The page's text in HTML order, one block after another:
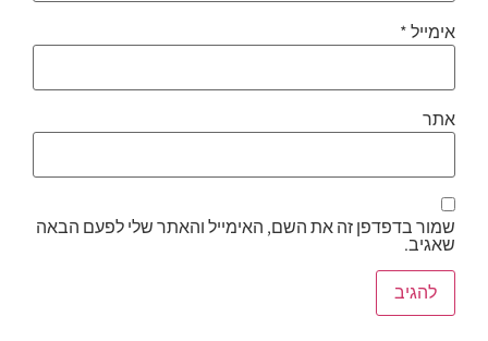
אימייל*
אתר
שמור בדפדפן זה את השם, האימייל והאתר שלי לפעם הבאה
שאגיב.